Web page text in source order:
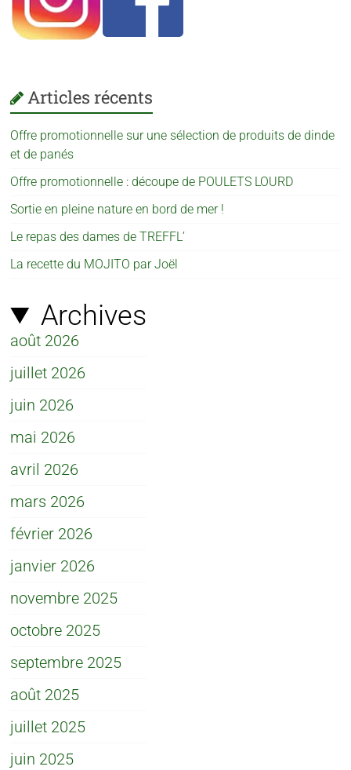
Articles récents
Offre promotionnelle sur une sélection de produits de dinde
et de panés
Offre promotionnelle : découpe de POULETS LOURD
Sortie en pleine nature en bord de mer !
Le repas des dames de TREFFL’
La recette du MOJITO par Joël
Archives
août 2026
juillet 2026
juin 2026
mai 2026
avril 2026
mars 2026
février 2026
janvier 2026
novembre 2025
octobre 2025
septembre 2025
août 2025
juillet 2025
juin 2025